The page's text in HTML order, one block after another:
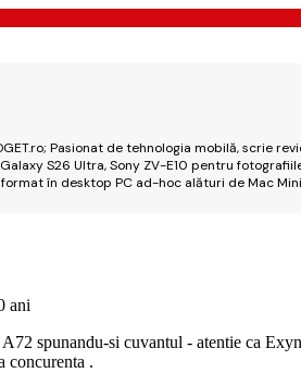
Pasionat de tehnologia mobilă, scrie
S26 Ultra, Sony ZV-E10 pentru
în desktop PC ad-hoc alături de Mac